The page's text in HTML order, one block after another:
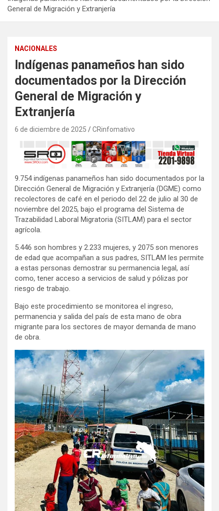
General de Migración y Extranjería
NACIONALES
Indígenas panameños han sido
documentados por la Dirección
General de Migración y
Extranjería
6 de diciembre de 2025 CRinfomativo
9.754 indígenas panameños han sido documentados por la
Dirección General de Migración y Extranjería (DGME) como
recolectores de café en el periodo del 22 de julio al 30 de
noviembre del 2025, bajo el programa del Sistema de
Trazabilidad Laboral Migratoria (SITLAM) para el sector
agrícola.
5.446 son hombres y 2.233 mujeres, y 2075 son menores
de edad que acompañan a sus padres, SITLAM les permite
a estas personas demostrar su permanencia legal, así
como, tener acceso a servicios de salud y pólizas por
riesgo de trabajo.
Bajo este procedimiento se monitorea el ingreso,
permanencia y salida del país de esta mano de obra
migrante para los sectores de mayor demanda de mano
de obra.